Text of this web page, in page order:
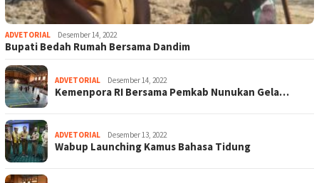
ADVETORIAL Desember 14, 2022
Bupati Bedah Rumah Bersama Dandim
ADVETORIAL Desember 14, 2022
Kemenpora RI Bersama Pemkab Nunukan Gela…
ADVETORIAL Desember 13, 2022
Wabup Launching Kamus Bahasa Tidung